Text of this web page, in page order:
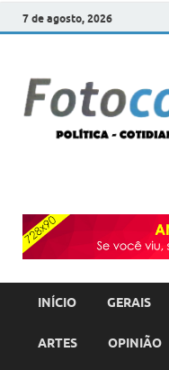
7 de agosto, 2026
INÍCIO GERAIS
ARTES OPINIÃO